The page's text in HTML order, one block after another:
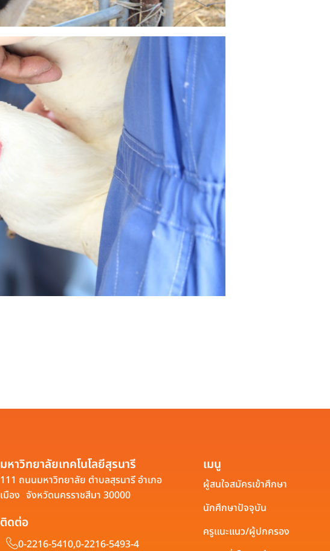
มหาวิทยาลัยเทคโนโลยีสุรนารี
111 ถนนมหาวิทยาลัย ตำบลสุรนารี อำเภอ
เมือง จังหวัดนครราชสีมา 30000
ติดต่อ
0-2216-5410,0-2216-5493-4
เมนู
ผู้สนใจสมัครเข้าศึกษา
นักศึกษาปัจจุบัน
ครูแนะแนว/ผู้ปกครอง